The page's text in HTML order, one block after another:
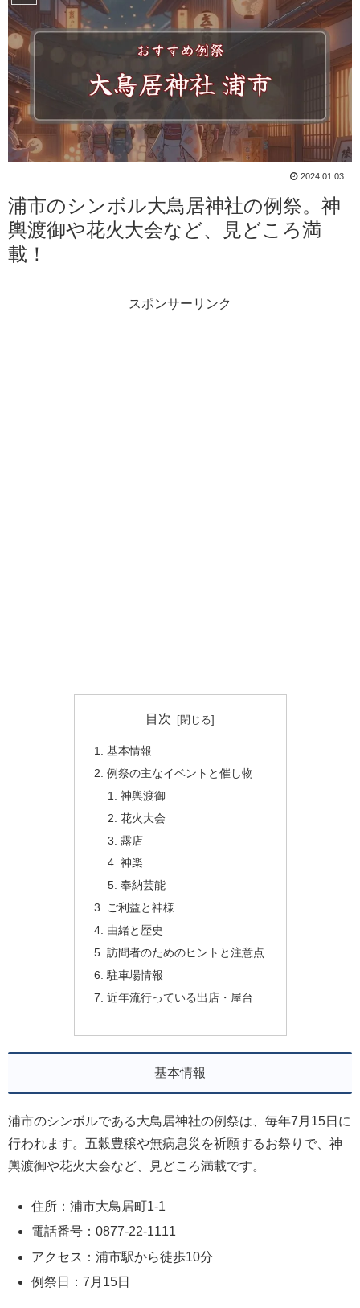
2024.01.03
浦市のシンボル大鳥居神社の例祭。神
輿渡御や花火大会など、見どころ満
載！
スポンサーリンク
目次
基本情報
例祭の主なイベントと催し物
神輿渡御
花火大会
露店
神楽
奉納芸能
ご利益と神様
由緒と歴史
訪問者のためのヒントと注意点
駐車場情報
近年流行っている出店・屋台
基本情報
浦市のシンボルである大鳥居神社の例祭は、毎年7月15日に
行われます。五穀豊穣や無病息災を祈願するお祭りで、神
輿渡御や花火大会など、見どころ満載です。
住所：浦市大鳥居町1-1
電話番号：0877-22-1111
アクセス：浦市駅から徒歩10分
例祭日：7月15日